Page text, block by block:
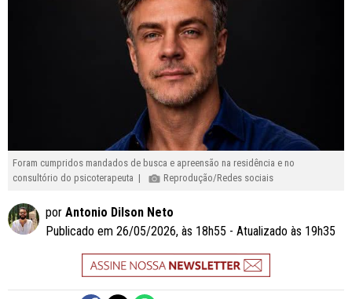
Foram cumpridos mandados de busca e apreensão na residência e no
consultório do psicoterapeuta |
Reprodução/Redes sociais
por Antonio Dilson Neto
Publicado em 26/05/2026, às 18h55 - Atualizado às 19h35